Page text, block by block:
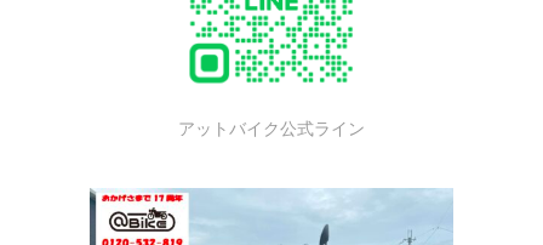
アットバイク公式ライン